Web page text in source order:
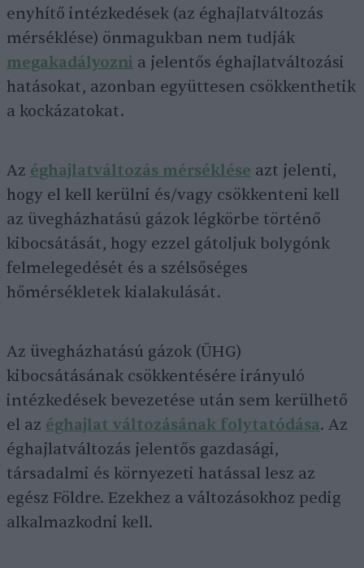
enyhítő intézkedések (az éghajlatváltozás
mérséklése) önmagukban nem tudják
megakadályozni a jelentős éghajlatváltozási
hatásokat, azonban együttesen csökkenthetik
a kockázatokat.
Az éghajlatváltozás mérséklése azt jelenti,
hogy el kell kerülni és/vagy csökkenteni kell
az üvegházhatású gázok légkörbe történő
kibocsátását, hogy ezzel gátoljuk bolygónk
felmelegedését és a szélsőséges
hőmérsékletek kialakulását.
Az üvegházhatású gázok (ÜHG)
kibocsátásának csökkentésére irányuló
intézkedések bevezetése után sem kerülhető
el az éghajlat változásának folytatódása. Az
éghajlatváltozás jelentős gazdasági,
társadalmi és környezeti hatással lesz az
egész Földre. Ezekhez a változásokhoz pedig
alkalmazkodni kell.